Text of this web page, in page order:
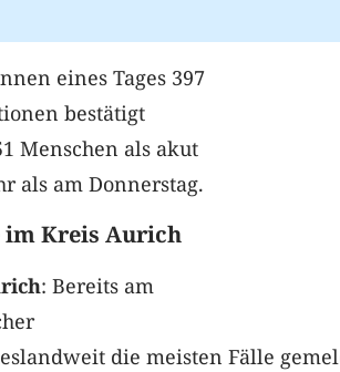
eines Tages 397
bestätigt
Menschen als akut
als am Donnerstag.
im Kreis Aurich
: Bereits am
die meisten Fälle